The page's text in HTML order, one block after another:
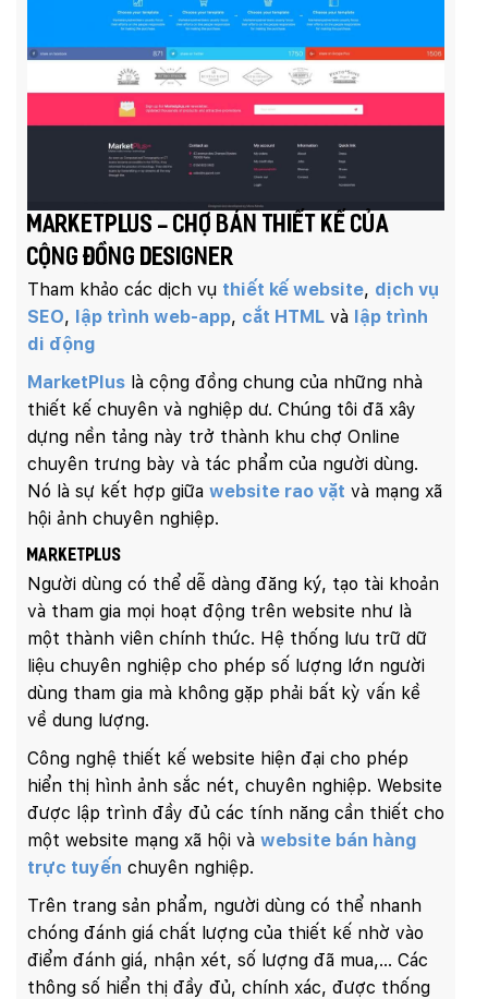
MarketPlus - Chợ bán thiết kế của
cộng đồng designer
Tham khảo các dịch vụ thiết kế website, dịch vụ
SEO, lập trình web-app, cắt HTML và lập trình
di động
MarketPlus là cộng đồng chung của những nhà
thiết kế chuyên và nghiệp dư. Chúng tôi đã xây
dựng nền tảng này trở thành khu chợ Online
chuyên trưng bày và tác phẩm của người dùng.
Nó là sự kết hợp giữa website rao vặt và mạng xã
hội ảnh chuyên nghiệp.
MarketPlus
Người dùng có thể dễ dàng đăng ký, tạo tài khoản
và tham gia mọi hoạt động trên website như là
một thành viên chính thức. Hệ thống lưu trữ dữ
liệu chuyên nghiệp cho phép số lượng lớn người
dùng tham gia mà không gặp phải bất kỳ vấn kề
về dung lượng.
Công nghệ thiết kế website hiện đại cho phép
hiển thị hình ảnh sắc nét, chuyên nghiệp. Website
được lập trình đầy đủ các tính năng cần thiết cho
một website mạng xã hội và website bán hàng
trực tuyến chuyên nghiệp.
Trên trang sản phẩm, người dùng có thể nhanh
chóng đánh giá chất lượng của thiết kế nhờ vào
điểm đánh giá, nhận xét, số lượng đã mua,… Các
thông số hiển thị đầy đủ, chính xác, được thống